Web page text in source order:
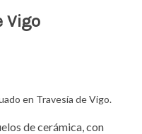
Vigo
en Travesía de Vigo.
de cerámica, con